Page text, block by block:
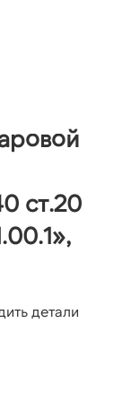
ст.20
детали